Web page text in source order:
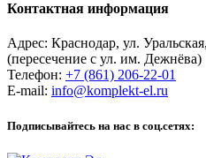
Контактная информация
Адрес: Краснодар, ул.
(пересечение с ул. им. Дежнёва)
Телефон: +7 (861) 206-22-01
E-mail: info@komplekt-el.ru
Подписывайтесь на нас в соц.сетях: